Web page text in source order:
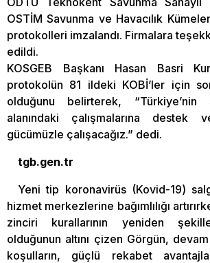
OSTİM Savunma ve Havacılık
protokolleri imzalandı. Firmalara
edildi.
KOSGEB Başkanı Hasan Basri
protokolün 81 ildeki KOBİ’ler için
olduğunu belirterek, “Türkiye’nin
alanındaki çalışmalarına
gücümüzle çalışacağız.” dedi.
tgb.gen.tr
Yeni tip koronavirüs (Kovid-19)
hizmet merkezlerine bağımlılığı
zinciri kurallarının yeniden
olduğunun altını çizen Görgün,
koşulların, güçlü rekabet